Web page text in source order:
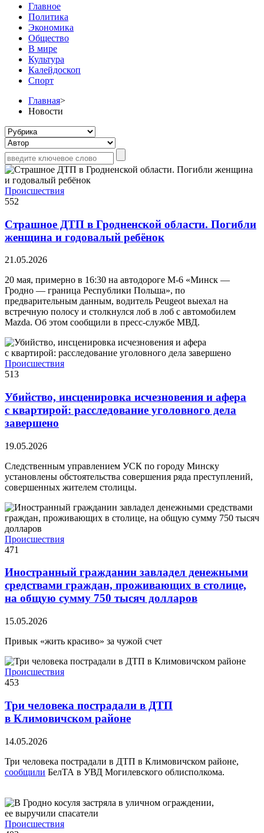
Главное
Политика
Экономика
Общество
В мире
Культура
Калейдоскоп
Спорт
Главная>
Новости
Происшествия
552
Страшное ДТП в Гродненской области. Погибли
женщина и годовалый ребёнок
21.05.2026
20 мая, примерно в 16:30 на автодороге М-6 «Минск —
Гродно — граница Республики Польша», по
предварительным данным, водитель Peugeot выехал на
встречную полосу и столкнулся лоб в лоб с автомобилем
Mazda. Об этом сообщили в пресс-службе МВД.
Происшествия
513
Убийство, инсценировка исчезновения и афера
с квартирой: расследование уголовного дела
завершено
19.05.2026
Следственным управлением УСК по городу Минску
установлены обстоятельства совершения ряда преступлений,
совершенных жителем столицы.
Происшествия
471
Иностранный гражданин завладел денежными
средствами граждан, проживающих в столице,
на общую сумму 750 тысяч долларов
15.05.2026
Привык «жить красиво» за чужой счет
Происшествия
453
Три человека пострадали в ДТП
в Климовичском районе
14.05.2026
Три человека пострадали в ДТП в Климовичском районе,
сообщили БелТА в УВД Могилевского облисполкома.
Происшествия